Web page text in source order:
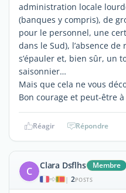
administration locale
(banques y compris), de
pour le personnel, une
dans le Sud), l’absence de
s’épauler et, bien sûr, un
saisonnier…
Mais que cela ne vous
Bon courage et peut-être
Réagir Répondre
C Clara Dsflhs Membre
| 2POSTS